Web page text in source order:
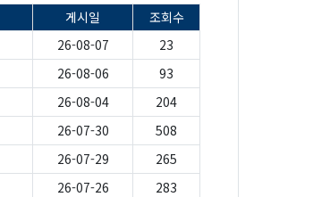
게시일
조회수
26-08-07
23
26-08-06
93
26-08-04
204
26-07-30
508
26-07-29
265
26-07-26
283